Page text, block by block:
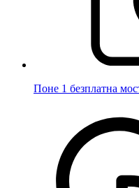
Поне 1 безплатна